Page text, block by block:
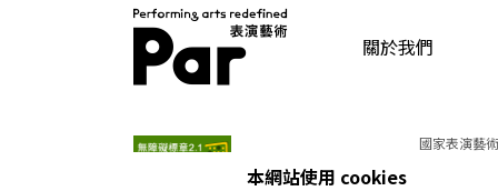
關於我們
國家表演藝
本網站使用 cookies